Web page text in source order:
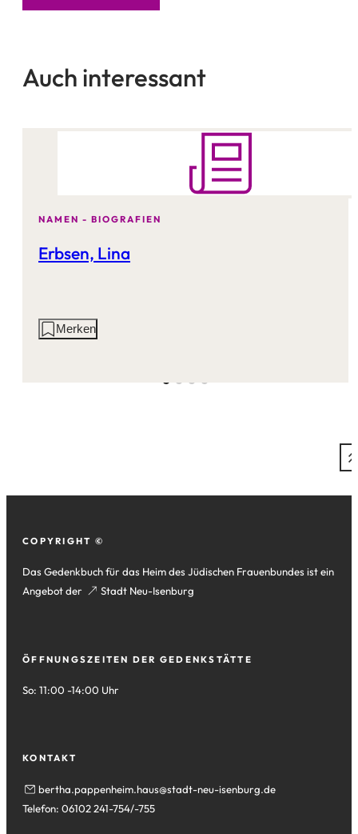
Auch interessant
NAMEN - BIOGRAFIEN
Erbsen, Lina
AktionenMerken
Fußzeile
COPYRIGHT ©
Das Gedenkbuch für das Heim des Jüdischen Frauenbundes ist ein
Angebot der
Stadt Neu-Isenburg
(Öffnet
Tab)
ÖFFNUNGSZEITEN DER GEDENKSTÄTTE
So: 11:00 -14:00 Uhr
KONTAKT
bertha.pappenheim.haus stadt-neu-isenburg de
Telefon: 06102 241-754/-755